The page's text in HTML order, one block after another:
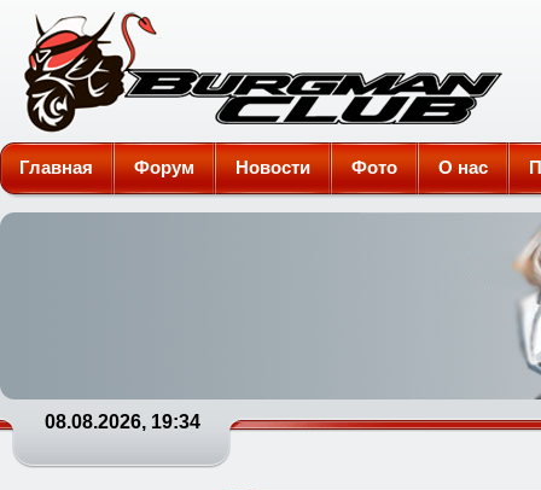
Burgman-Club
Главная Форум Новости Фото О нас
08.08.2026, 19:34